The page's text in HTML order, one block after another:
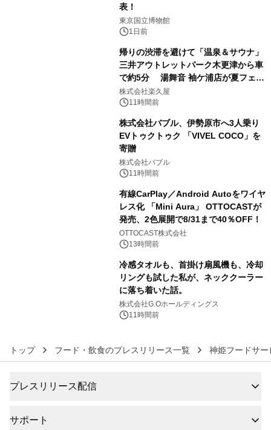
表！
東京国立博物館
1日前
帰りの渋滞を避けて「温泉＆サウナ」
三井アウトレットパーク木更津から車
で約5分 湯舞音 袖ケ浦店が夏フェア
メニューを提供
株式会社楽久屋
11時間前
株式会社バブル、伊勢原市へ3人乗り
EVトゥクトゥク 「VIVEL COCO」を
寄贈
株式会社バブル
11時間前
有線CarPlay／Android Autoをワイヤ
レス化 「Mini Aura」 OTTOCASTが
発売、2色展開で8/31まで40％OFF！
OTTOCAST株式会社
13時間前
冷感タオルも、首掛け扇風機も、冷却
リングも試した私が、ネッククーラー
に落ち着いた話。
株式会社G.Oホールディングス
11時間前
トップ フード・飲食のプレスリリース一覧 神姫フードサ
プレスリリース配信
サポート